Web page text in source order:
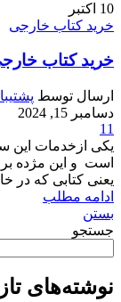
10 اکتبر
خرید کتاب خارجی
خرید کتاب
ارسال توسط
دسامبر 15, 2024
11
یکی ازخدمات این
است و این مژده
یعنی کتابی که در
ادامه مطلب
بستن
جستجو
نوشته‌های